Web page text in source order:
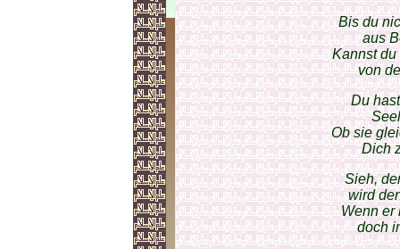
Bis du
aus
Kannst du
von
Du
Ob sie
Dich
Sieh,
wird
Wenn er
doch